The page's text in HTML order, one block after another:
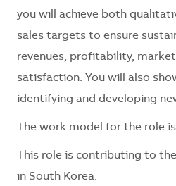
you will achieve both
sales targets to ensure
revenues, profitability,
satisfaction. You will also
identifying and developing
The work model for the role
This role is contributing to
in South Korea.